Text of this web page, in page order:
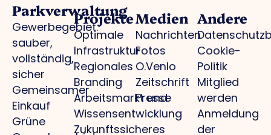
Parkverwaltung
Gewerbegebiet:
sauber,
vollständig,
sicher
Gemeinsamer
Einkauf
Grüne
Projekte
Optimale
Infrastruktur
Regionales
Branding
Arbeitsmarkt und
Wissensentwicklung
Zukunftssicheres
Medien
Nachrichten
Fotos
O.Venlo
Zeitschrift
Presse
Andere
Cookie-
Politik
Mitglied
werden
Anmeldung
der